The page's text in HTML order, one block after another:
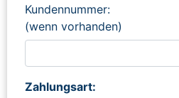
Kundennummer:
(wenn vorhanden)
Zahlungsart: